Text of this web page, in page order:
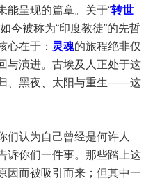
能呈现的篇章。关于“转世
今被称为“印度教徒”的先哲
心在于： 灵魂的旅程绝非仅
与演进。古埃及人正处于这
、黑夜、太阳与重生——这
们认为自己曾经是何许人
诉你们一件事。那些踏上这
因而被吸引而来；但其中一